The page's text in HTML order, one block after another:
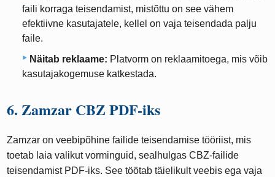
faili korraga teisendamist, mistõttu on see vähem
efektiivne kasutajatele, kellel on vaja teisendada palju
faile.
Näitab reklaame: Platvorm on reklaamitoega, mis võib
kasutajakogemuse katkestada.
6. Zamzar CBZ PDF-iks
Zamzar on veebipõhine failide teisendamise tööriist, mis
toetab laia valikut vorminguid, sealhulgas CBZ-failide
teisendamist PDF-iks. See töötab täielikult veebis ega vaja